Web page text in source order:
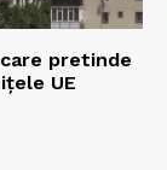
pretinde
UE